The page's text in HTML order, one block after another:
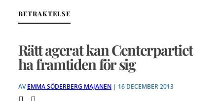
BETRAKTELSE
Rätt agerat kan Centerpartiet
ha framtiden för sig
AVEMMA SÖDERBERG MAJANEN| 16 DECEMBER 2013